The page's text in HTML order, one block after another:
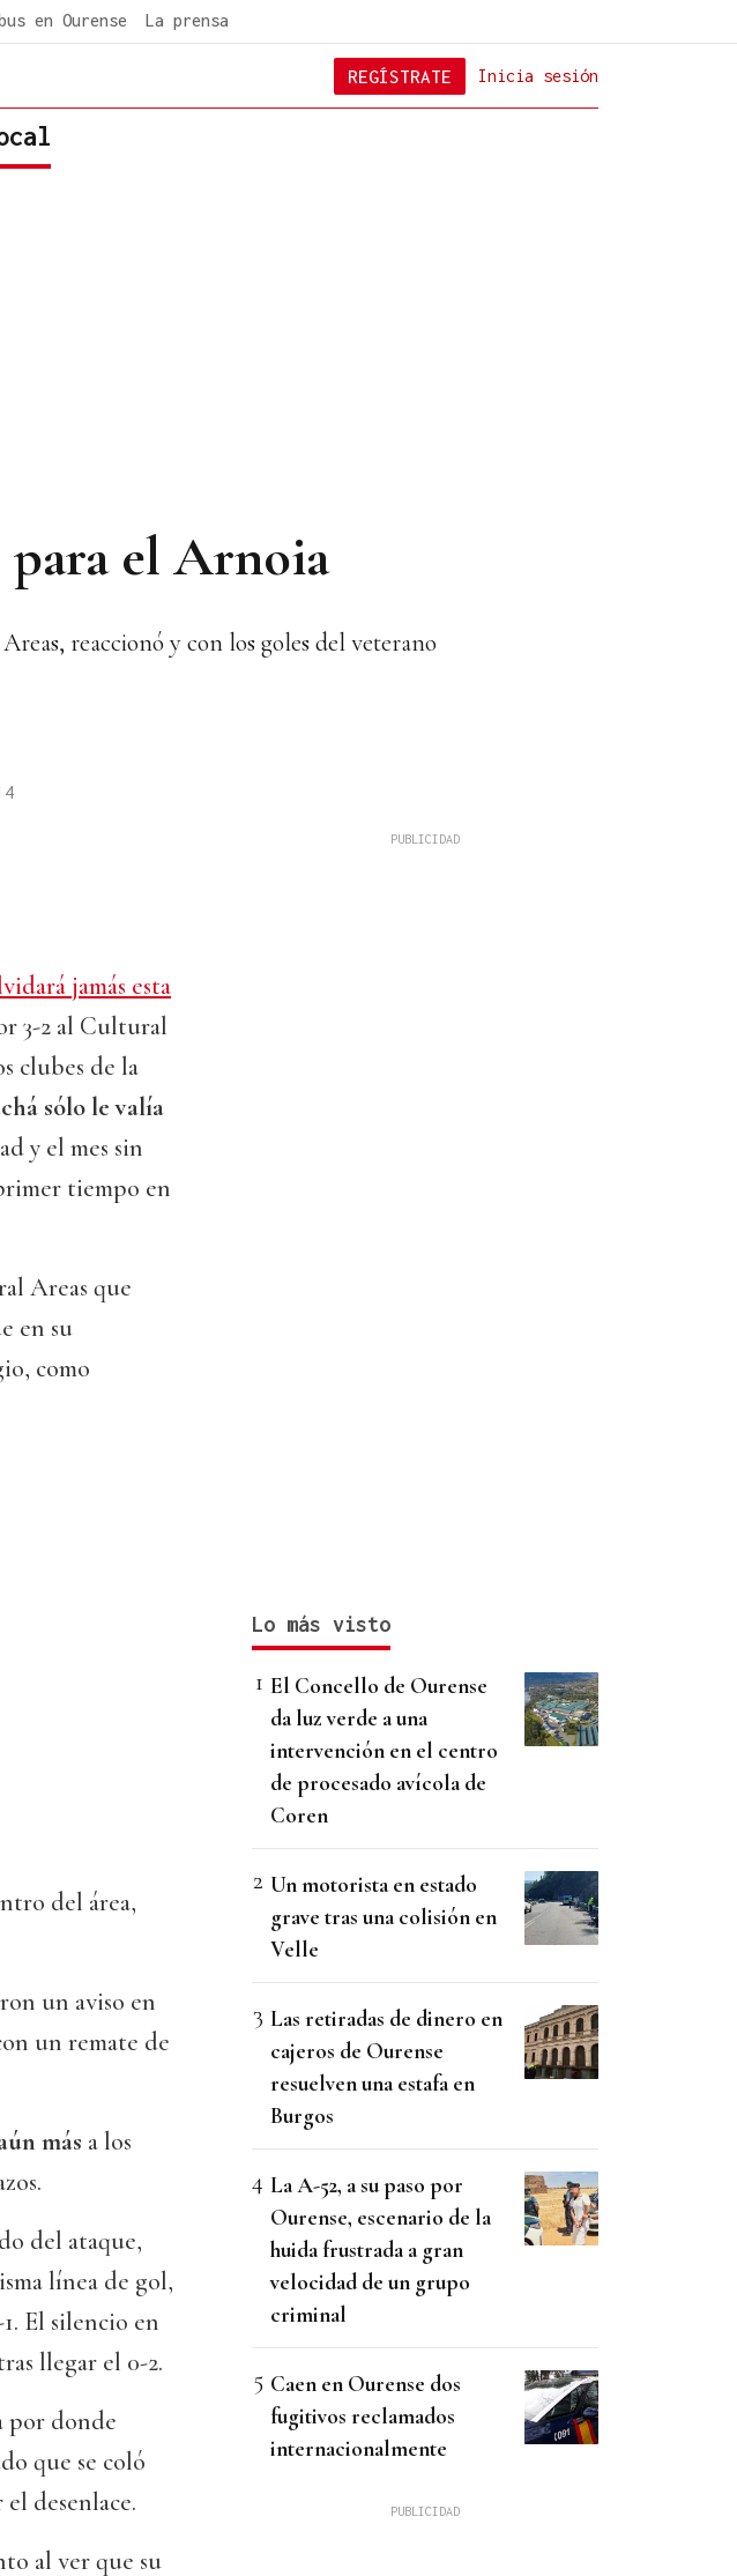
en Ourense La prensa
Inicia sesión
REGÍSTRATE
para el Arnoia
reaccionó y con los goles del veterano
jamás esta
3-2 al Cultural
clubes de la
sólo le valía
y el mes sin
tiempo en
Areas que
en su
como
del área,
un aviso en
un remate de
más a los
del ataque,
línea de gol,
El silencio en
llegar el 0-2.
por donde
que se coló
desenlace.
al ver que su
Lo más visto
El Concello de Ourense
da luz verde a una
intervención en el centro
de procesado avícola de
Coren
Un motorista en estado
grave tras una colisión en
Velle
Las retiradas de dinero en
cajeros de Ourense
resuelven una estafa en
Burgos
La A-52, a su paso por
Ourense, escenario de la
huida frustrada a gran
velocidad de un grupo
criminal
Caen en Ourense dos
fugitivos reclamados
internacionalmente